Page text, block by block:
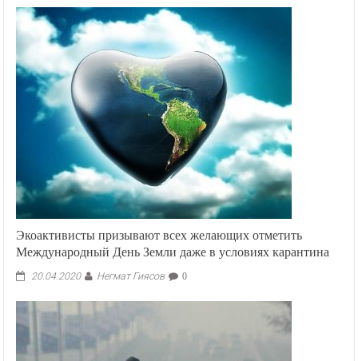
Экоактивисты призывают всех желающих отметить
Международный День Земли даже в условиях карантина
20.04.2020 Негмат Гиясов 0